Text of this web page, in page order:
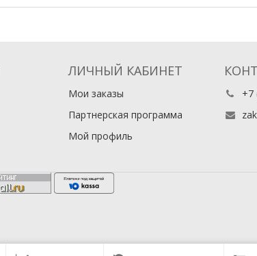
ЛИЧНЫЙ КАБИНЕТ
Мои заказы
Партнерская программа
Мой профиль
+7